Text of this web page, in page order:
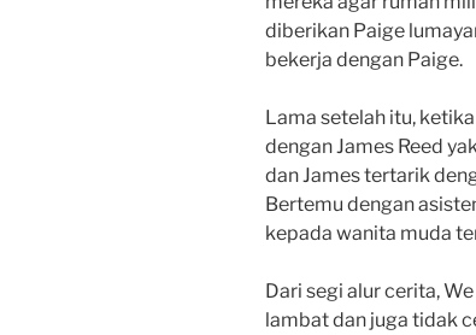
diberikan Paige
bekerja dengan Paige.
Lama setelah itu,
dengan James Reed
dan James tertarik
Bertemu dengan
kepada wanita muda
Dari segi alur cerita,
lambat dan juga tidak